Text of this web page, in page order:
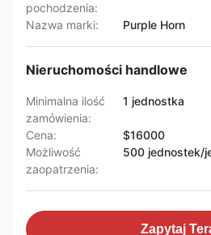
pochodzenia:
Nazwa marki: Purple Horn
Nieruchomości handlowe
Minimalna ilość
zamówienia:
1 jednostka
Cena:
$16000
Możliwość
zaopatrzenia:
500 jednostek/
Zapytaj